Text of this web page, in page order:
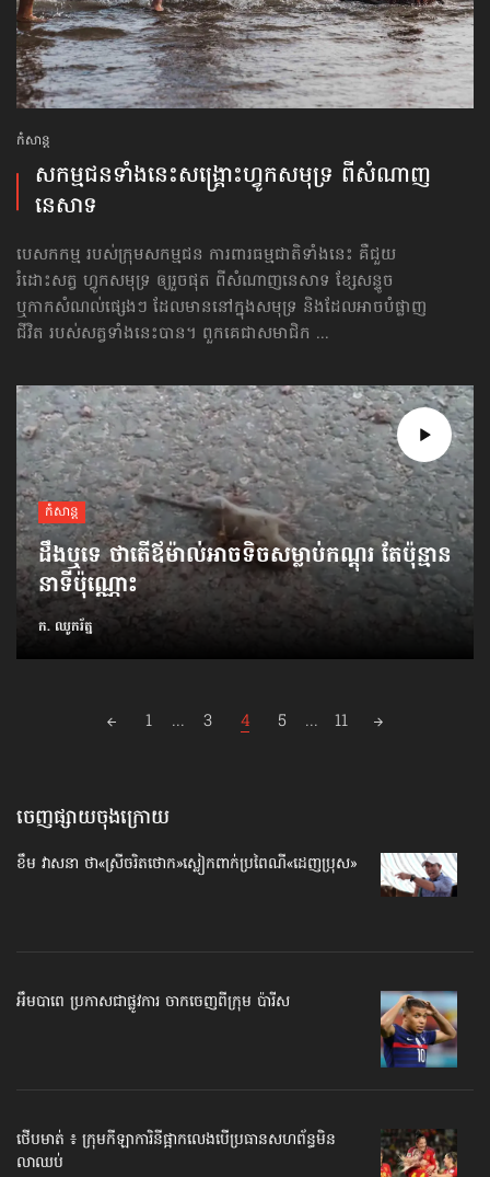
កំសាន្ដ
សកម្មជន​ទាំងនេះ​សង្គ្រោះ​ហ្វូក​សមុទ្រ ពី​សំណាញ​​
នេសាទ
បេសកកម្ម របស់ក្រុមសកម្មជន ការពារធម្មជាតិទាំងនេះ គឺជួយ
រំដោះសត្វ ហ្វូកសមុទ្រ ឲ្យរួចផុត ពី​សំណាញ​​នេសាទ ខ្សែសន្ទូច
ឬកាកសំណល់ផ្សេងៗ ដែលមាននៅក្នុងសមុទ្រ និងដែលអាចបំផ្លាញ
ជីវិត របស់សត្វទាំងនេះបាន។ ពួកគេជាសមាជិក ...
កំសាន្ដ
ដឹងឬទេ ថាតើឪម៉ាល់អាចទិចសម្លាប់កណ្ដុរ តែប៉ុន្មាន
នាទីប៉ុណ្ណោះ
ក. ឈូករ័ត្ន
1 ... 3 4 5 ... 11
ចេញផ្សាយចុងក្រោយ
ខឹម វាសនា ថា«ស្រីចរិតថោក»​ស្លៀកពាក់ប្រពៃណី​«ដេញប្រុស»
អឹមបាពេ ប្រកាសជាផ្លូវការ ចាកចេញពីក្រុម ប៉ារីស
ថើបមាត់ ៖ ក្រុមកីឡាការិនី​ផ្អាកលេង​​បើប្រធានសហព័ន្ធ​មិន
លាឈប់